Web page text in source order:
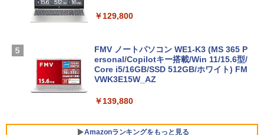
￥129,800
FMV ノートパソコン WE1-K3 (MS 365 P
ersonal/Copilotキー搭載/Win 11/15.6型/
Core i5/16GB/SSD 512GB/ホワイト) FM
VWK3E15W_AZ
￥139,880
Amazonランキングをもっと見る